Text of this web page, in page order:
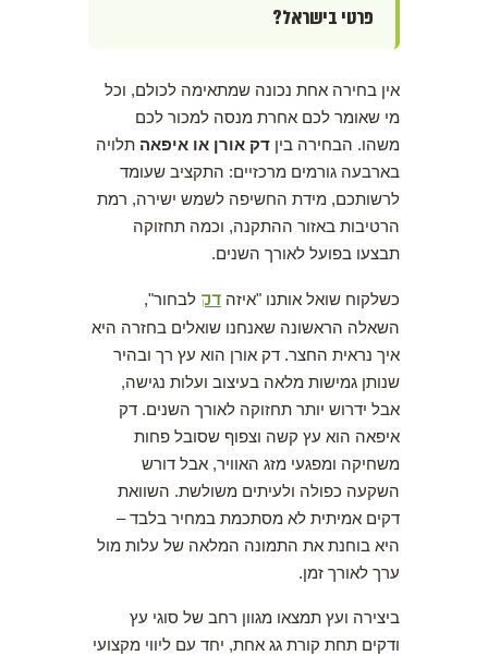
פרטי בישראל?
אין בחירה אחת נכונה שמתאימה לכולם, וכל
מי שאומר לכם אחרת מנסה למכור לכם
משהו. הבחירה ביןדק אורן או איפאה תלויה
בארבעה גורמים מרכזיים: התקציב שעומד
לרשותכם, מידת החשיפה לשמש ישירה, רמת
הרטיבות באזור ההתקנה, וכמה תחזוקה
תבצעו בפועל לאורך השנים.
כשלקוח שואל אותנו "איזהדק לבחור",
השאלה הראשונה שאנחנו שואלים בחזרה היא
איך נראית החצר. דק אורן הוא עץ רך ובהיר
שנותן גמישות מלאה בעיצוב ועלות נגישה,
אבל ידרוש יותר תחזוקה לאורך השנים. דק
איפאה הוא עץ קשה וצפוף שסובל פחות
משחיקה ומפגעי מזג האוויר, אבל דורש
השקעה כפולה ולעיתים משולשת. השוואת
דקים אמיתית לא מסתכמת במחיר בלבד –
היא בוחנת את התמונה המלאה של עלות מול
ערך לאורך זמן.
ביצירה ועץ תמצאו מגוון רחב של סוגי עץ
ודקים תחת קורת גג אחת, יחד עם ליווי מקצועי